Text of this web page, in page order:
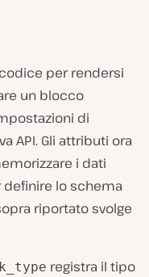
per rendersi
un blocco
di
API. Gli attributi ora
i dati
definire lo schema
riportato svolge
registra il tipo